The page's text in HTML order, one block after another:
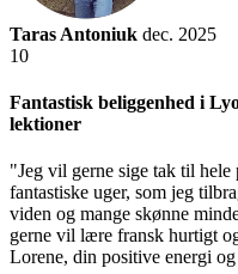
Taras Antoniuk dec. 2025
10
Fantastisk beliggenhed i
lektioner
"Jeg vil gerne sige tak til
fantastiske uger, som jeg
viden og mange skønne
gerne vil lære fransk hurtigt
Lorene, din positive energi